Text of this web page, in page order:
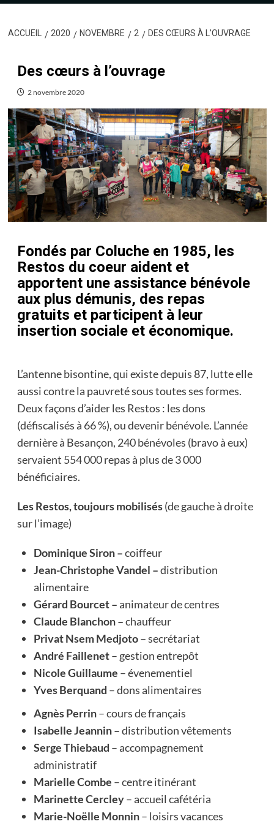
ACCUEIL 2020 NOVEMBRE 2 DES CŒURS À L’OUVRAGE
Des cœurs à l’ouvrage
2 novembre 2020
Fondés par Coluche en 1985, les
Restos du coeur aident et
apportent une assistance bénévole
aux plus démunis, des repas
gratuits et participent à leur
insertion sociale et économique.
L’antenne bisontine, qui existe depuis 87, lutte elle
aussi contre la pauvreté sous toutes ses formes.
Deux façons d’aider les Restos : les dons
(défiscalisés à 66 %), ou devenir bénévole. L’année
dernière à Besançon, 240 bénévoles (bravo à eux)
servaient 554 000 repas à plus de 3 000
bénéficiaires.
Les Restos, toujours mobilisés(de gauche à droite
sur l’image)
Dominique Siron –coiffeur
Jean-Christophe Vandel –distribution
alimentaire
Gérard Bourcet –animateur de centres
Claude Blanchon –chauffeur
Privat Nsem Medjoto –secrétariat
André Faillenet– gestion entrepôt
Nicole Guillaume – évenementiel
Yves Berquand – dons alimentaires
Agnès Perrin– cours de français
Isabelle Jeannin –distribution vêtements
Serge Thiebaud – accompagnement
administratif
Marielle Combe – centre itinérant
Marinette Cercley– accueil cafétéria
Marie-Noëlle Monnin– loisirs vacances